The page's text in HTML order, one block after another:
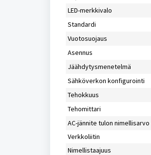
LED-merkkivalo
Standardi
Vuotosuojaus
Asennus
Jäähdytysmenetelmä
Sähköverkon konfigurointi
Tehokkuus
Tehomittari
AC-jännite tulon nimellisarvo
Verkkoliitin
Nimellistaajuus